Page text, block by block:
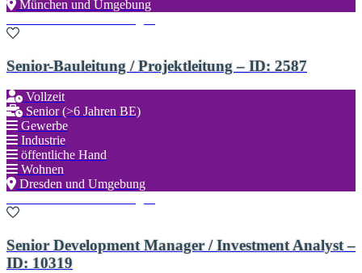
München und Umgebung
Senior-Bauleitung / Projektleitung – ID: 2587
Vollzeit
Senior (>6 Jahren BE)
Gewerbe
Industrie
öffentliche Hand
Wohnen
Dresden und Umgebung
Senior Development Manager / Investment Analyst –
ID: 10319